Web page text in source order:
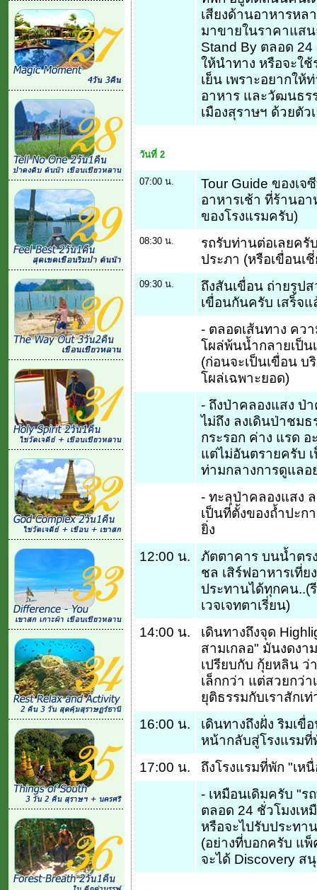
เสียงด้านอาหารหล
มาขายในราคาแส
Stand By ตลอด
ให้นำทาง หรือจะใช้
เย็น เพราะอยากใ
อาหาร และวัฒนธร
เมืองสุราษฯ ด้วยตัว
วันที่ 2
07:00 น.
Tour Guide ของเจ
อาหารเช้า ที่ร้านอา
ของโรงแรมครับ)
08:30 น.
รถรับท่านต่อเลยครั
ประภา (หรือเขื่อนเ
09:30 น.
ถึงสันเขื่อน ถ่ายรูป
เขื่อนกันครับ เสร็จแ
- ตลอดเส้นทาง คว
โผล่พ้นน้ำกลายเป็น
(ก่อนจะเป็นเขื่อน บ
โผล่เฉพาะยอด)
- ถึงป่าคลองแสง ป่
ไม่ถึง ลงเดินป่าชม
กระรอก ค่าง แรด
แต่ไม่อันตรายครับ
ท่ามกลางการดูแลอ
- ทะลุป่าคลองแสง
เป็นที่ตั้งของถ้ำปะก
ยิ่ง
12:00 น.
ภัตตาคาร บนน้ำตร
ชล เสิร์ฟอาหารเที่
ประทานได้ทุกคน..(
เวจเจทตาเรี่ยน)
14:00 น.
เดินทางถึงจุด
สามเกลอ" มันงดง
เปรียบกับ กุ้ยหลิน ว่
เล็กกว่า แต่สวยกว่
ยุติธรรมกับเราสักเท่
16:00 น.
เดินทางถึงฝั่ง ริมเขื่
หน้ากลับสู่โรงแรมที่
17:00 น.
ถึงโรงแรมที่พัก "เห
- เหมือนเดิมครับ "ร
ตลอด 24 ชั่วโมงเห
หรือจะไปรับประทา
(อย่างที่บอกครับ แพ็
จะได้ Discovery ส